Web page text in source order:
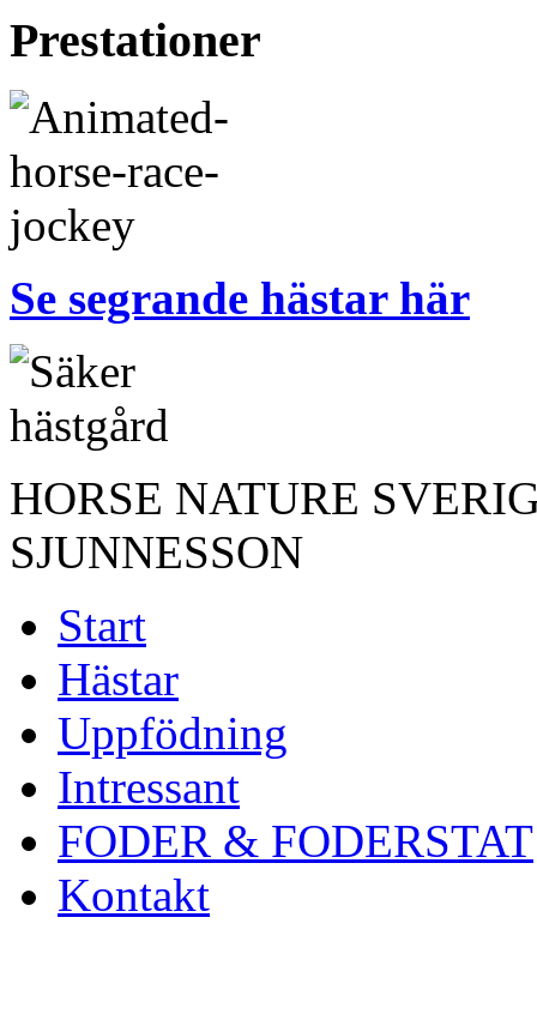
Prestationer
Se segrande hästar här
HORSE NATURE
SJUNNESSON
Start
Hästar
Uppfödning
Intressant
FODER & FODERSTAT
Kontakt